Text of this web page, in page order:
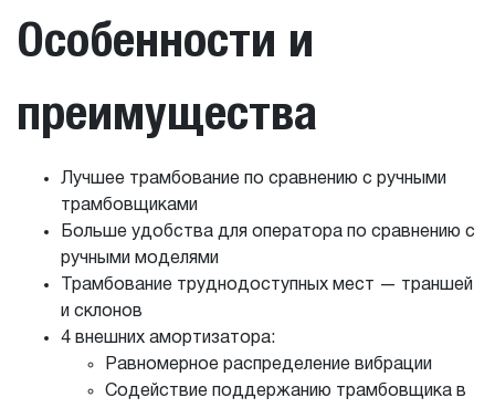
Особенности и
преимущества
Лучшее трамбование по сравнению с ручными
трамбовщиками
Больше удобства для оператора по сравнению с
ручными моделями
Трамбование труднодоступных мест — траншей
и склонов
4 внешних амортизатора:
Равномерное распределение вибрации
Содействие поддержанию трамбовщика в